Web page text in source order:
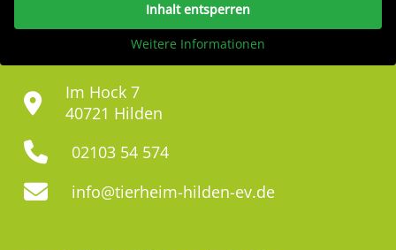
Inhalt entsperren
Weitere Informationen
Im Hock 7
40721 Hilden
02103 54 574
info@tierheim-hilden-ev.de